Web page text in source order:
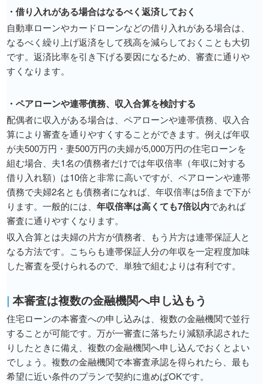
・借り入れがある場合はなるべく返済しておく
自動車ローンやカードローンなどの借り入れがある場合は、
なるべく繰り上げ返済をして残高を減らしておくことも大切
です。返済比率を引き下げる要因になるため、審査に通りや
すくなります。
・ペアローンや連帯債務、収入合算を検討する
配偶者に収入がある場合は、ペアローンや連帯債務、収入合
算により審査を通りやすくすることができます。例えば年収
が夫500万円・妻500万円の夫婦が5,000万円の住宅ローンを
組む場合、夫1名の債務者だけでは年収倍率（年収に対する
借り入れ額）は10倍と非常に高いですが、ペアローンや連帯
債務で夫婦2名とも債務者になれば、年収倍率は5倍まで下が
ります。一般的には、 年収倍率は高くても7倍以内であれば
審査に通りやすくなります。
収入合算とは夫婦の片方が債務者、もう片方は連帯保証人と
なる方法です。こちらも連帯保証人分の年収を一定程度加味
した審査を受けられるので、単独で組むよりは有利です。
| 本審査は複数の金融機関へ申し込もう
住宅ローンの本審査への申し込みは、複数の金融機関で並行
することが可能です。万が一審査に落ちたり減額承認された
りしたときに備え、複数の金融機関へ申し込んでおくとよい
でしょう。複数の金融機関で本審査承認を得られたら、最も
希望に近い条件のプランで契約に進めばOKです。